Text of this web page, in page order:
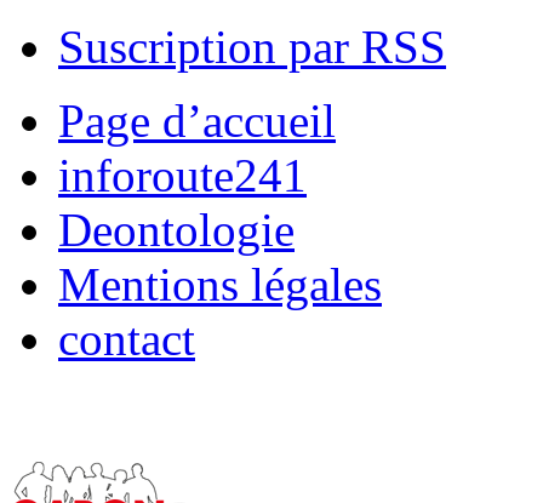
Suscription par RSS
Page d’accueil
inforoute241
Deontologie
Mentions légales
contact